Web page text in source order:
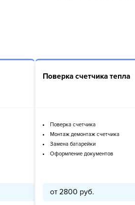
Поверка счетчика тепла
Поверка счетчика
Монтаж демонтаж счетчика
Замена батарейки
Оформление документов
от 2800 руб.